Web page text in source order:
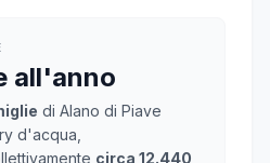
all'anno
di Alano di Piave
d'acqua,
circa 12.440